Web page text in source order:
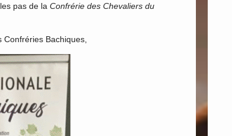
pas de la Confrérie des Chevaliers du
Bachiques,